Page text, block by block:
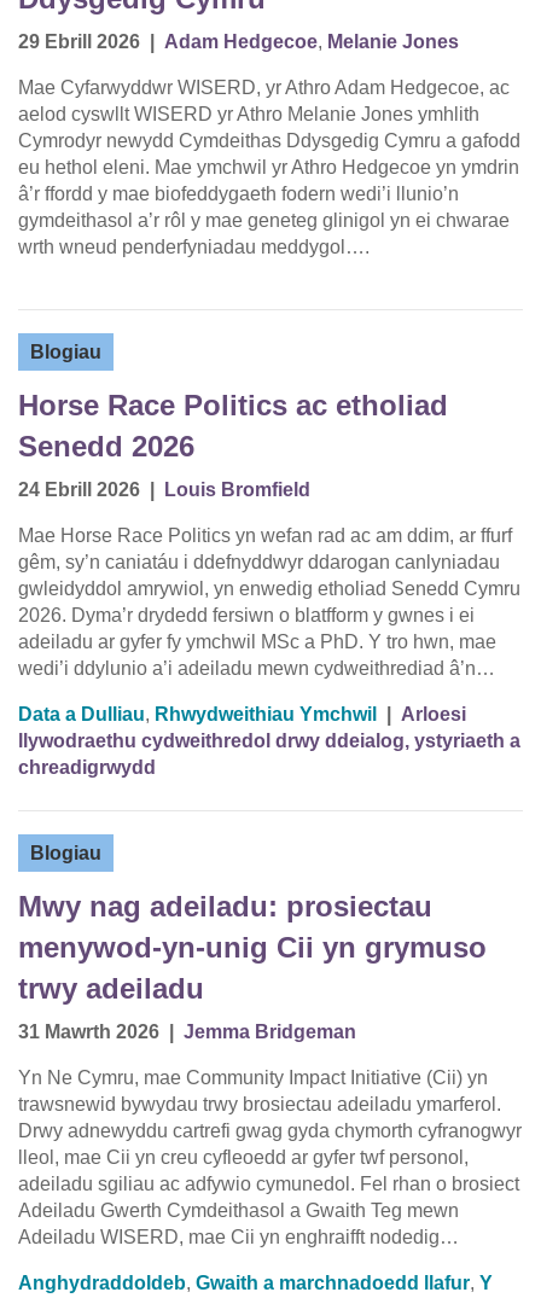
29 Ebrill 2026 Adam Hedgecoe, Melanie Jones
Mae Cyfarwyddwr WISERD, yr Athro Adam Hedgecoe, ac
aelod cyswllt WISERD yr Athro Melanie Jones ymhlith
Cymrodyr newydd Cymdeithas Ddysgedig Cymru a gafodd
eu hethol eleni. Mae ymchwil yr Athro Hedgecoe yn ymdrin
â’r ffordd y mae biofeddygaeth fodern wedi’i llunio’n
gymdeithasol a’r rôl y mae geneteg glinigol yn ei chwarae
wrth wneud penderfyniadau meddygol….
Blogiau
Horse Race Politics ac etholiad
Senedd 2026
24 Ebrill 2026 Louis Bromfield
Mae Horse Race Politics yn wefan rad ac am ddim, ar ffurf
gêm, sy’n caniatáu i ddefnyddwyr ddarogan canlyniadau
gwleidyddol amrywiol, yn enwedig etholiad Senedd Cymru
2026. Dyma’r drydedd fersiwn o blatfform y gwnes i ei
adeiladu ar gyfer fy ymchwil MSc a PhD. Y tro hwn, mae
wedi’i ddylunio a’i adeiladu mewn cydweithrediad â’n…
Data a Dulliau, Rhwydweithiau Ymchwil
Arloesi
llywodraethu cydweithredol drwy ddeialog, ystyriaeth a
chreadigrwydd
Blogiau
Mwy nag adeiladu: prosiectau
menywod-yn-unig Cii yn grymuso
trwy adeiladu
31 Mawrth 2026 Jemma Bridgeman
Yn Ne Cymru, mae Community Impact Initiative (Cii) yn
trawsnewid bywydau trwy brosiectau adeiladu ymarferol.
Drwy adnewyddu cartrefi gwag gyda chymorth cyfranogwyr
lleol, mae Cii yn creu cyfleoedd ar gyfer twf personol,
adeiladu sgiliau ac adfywio cymunedol. Fel rhan o brosiect
Adeiladu Gwerth Cymdeithasol a Gwaith Teg mewn
Adeiladu WISERD, mae Cii yn enghraifft nodedig…
Anghydraddoldeb, Gwaith a marchnadoedd llafur, Y